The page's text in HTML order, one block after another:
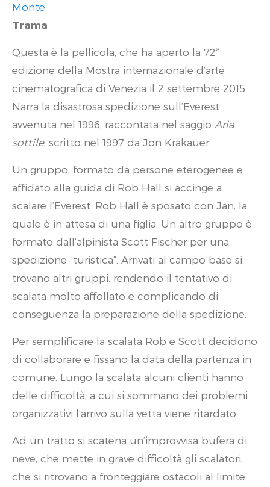
Monte
Trama
Questa è la pellicola, che ha aperto la 72ª
edizione della Mostra internazionale d’arte
cinematografica di Venezia il 2 settembre 2015.
Narra la disastrosa spedizione sull’Everest
avvenuta nel 1996, raccontata nel saggio Aria
sottile, scritto nel 1997 da Jon Krakauer.
Un gruppo, formato da persone eterogenee e
affidato alla guida di Rob Hall si accinge a
scalare l’Everest. Rob Hall è sposato con Jan, la
quale è in attesa di una figlia. Un altro gruppo è
formato dall’alpinista Scott Fischer per una
spedizione “turistica”. Arrivati al campo base si
trovano altri gruppi, rendendo il tentativo di
scalata molto affollato e complicando di
conseguenza la preparazione della spedizione.
Per semplificare la scalata Rob e Scott decidono
di collaborare e fissano la data della partenza in
comune. Lungo la scalata alcuni clienti hanno
delle difficoltà, a cui si sommano dei problemi
organizzativi l’arrivo sulla vetta viene ritardato.
Ad un tratto si scatena un’improvvisa bufera di
neve, che mette in grave difficoltà gli scalatori,
che si ritrovano a fronteggiare ostacoli al limite